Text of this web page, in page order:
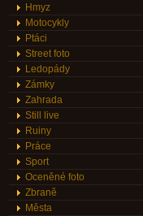
Hmyz
Motocykly
Ptáci
Street foto
Ledopády
Zámky
Zahrada
Still live
Ruiny
Práce
Sport
Oceněné foto
Zbraně
Města